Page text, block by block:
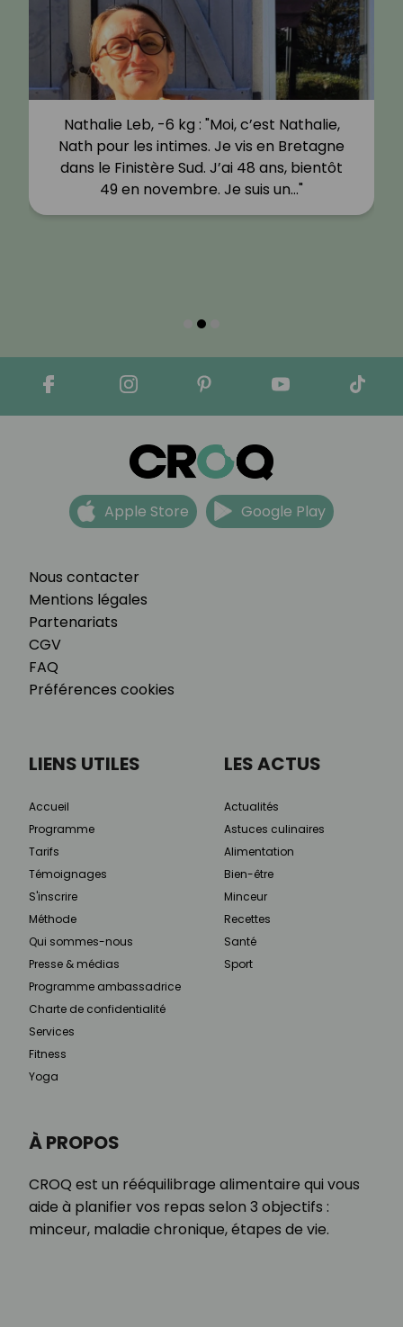
Nathalie Leb, -6 kg : "Moi, c’est Nathalie,
Nath pour les intimes. Je vis en Bretagne
dans le Finistère Sud. J’ai 48 ans, bientôt
49 en novembre. Je suis un…"
Nous contacter
Mentions légales
Partenariats
CGV
FAQ
Préférences cookies
Apple Store Google Play
À PROPOS
CROQ est un rééquilibrage alimentaire qui vous
aide à planifier vos repas selon 3 objectifs :
minceur, maladie chronique, étapes de vie.
LIENS UTILES
Accueil
Programme
Tarifs
Témoignages
S'inscrire
Méthode
Qui sommes-nous
Presse & médias
Programme ambassadrice
Charte de confidentialité
Services
Fitness
Yoga
LES ACTUS
Actualités
Astuces culinaires
Alimentation
Bien-être
Minceur
Recettes
Santé
Sport